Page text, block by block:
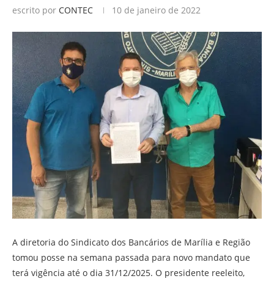
escrito por CONTEC 10 de janeiro de 2022
A diretoria do Sindicato dos Bancários de Marília e Região
tomou posse na semana passada para novo mandato que
terá vigência até o dia 31/12/2025. O presidente reeleito,